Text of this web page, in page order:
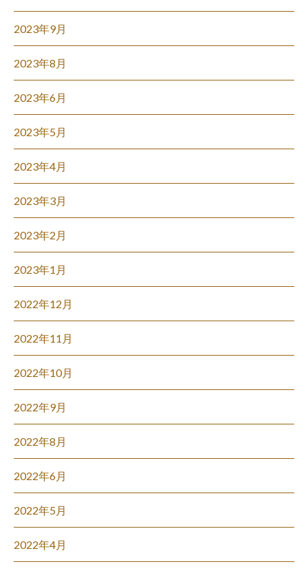
2023年9月
2023年8月
2023年6月
2023年5月
2023年4月
2023年3月
2023年2月
2023年1月
2022年12月
2022年11月
2022年10月
2022年9月
2022年8月
2022年6月
2022年5月
2022年4月